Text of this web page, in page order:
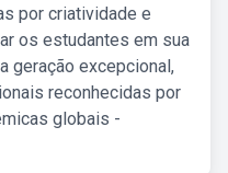
por criatividade e
os estudantes em sua
geração excepcional,
reconhecidas por
globais -